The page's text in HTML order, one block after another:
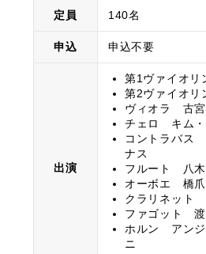
定員 140名
申込 申込不要
出演
第1ヴァイオ
第2ヴァイオ
ヴィオラ 古宮
チェロ キム・
コントラバス
ナス
フルート 八
オーボエ 橋爪
クラリネット
ファゴット 渡
ホルン アンジ
ニ